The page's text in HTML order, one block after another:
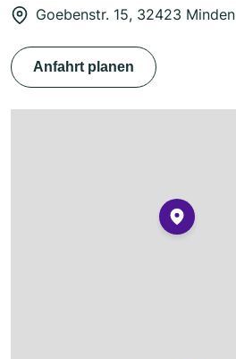
Goebenstr. 15, 32423 Minden
Anfahrt planen